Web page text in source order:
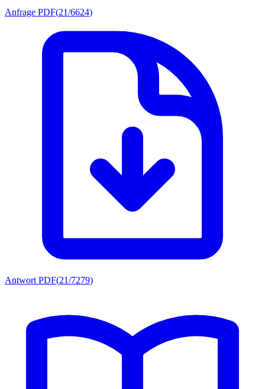
Anfrage PDF(21/6624)
Antwort PDF(21/7279)